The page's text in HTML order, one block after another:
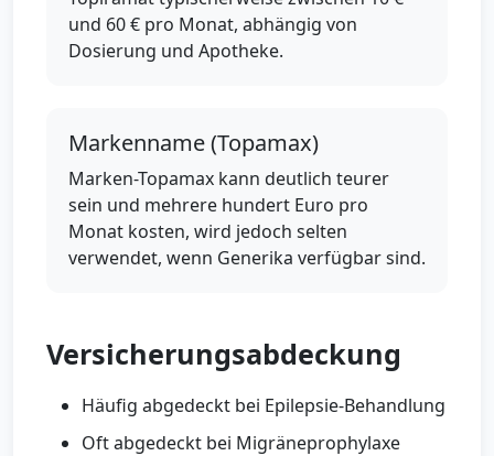
und 60 € pro Monat, abhängig von
Dosierung und Apotheke.
Markenname (Topamax)
Marken-Topamax kann deutlich teurer
sein und mehrere hundert Euro pro
Monat kosten, wird jedoch selten
verwendet, wenn Generika verfügbar sind.
Versicherungsabdeckung
Häufig abgedeckt bei Epilepsie-Behandlung
Oft abgedeckt bei Migräneprophylaxe